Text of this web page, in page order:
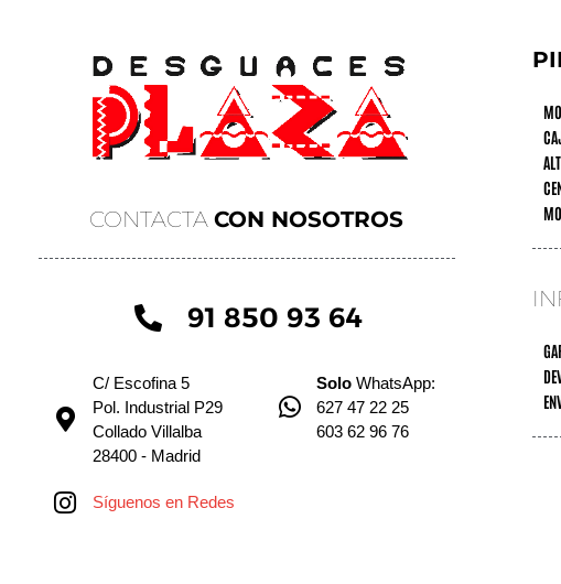
CONTACTACON NOSOTROS
91 850 93 64
C/ Escofina 5
Pol. Industrial P29
Collado Villalba
28400 - Madrid
Solo WhatsApp:
627 47 22 25
603 62 96 76
Síguenos en Redes